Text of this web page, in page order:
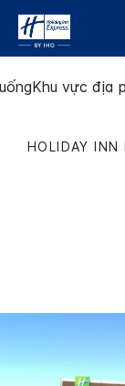
Khu vực địa
HOLIDAY INN